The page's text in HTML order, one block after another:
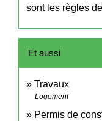
sont les règles
Et aussi
Travaux
Logement
Permis de